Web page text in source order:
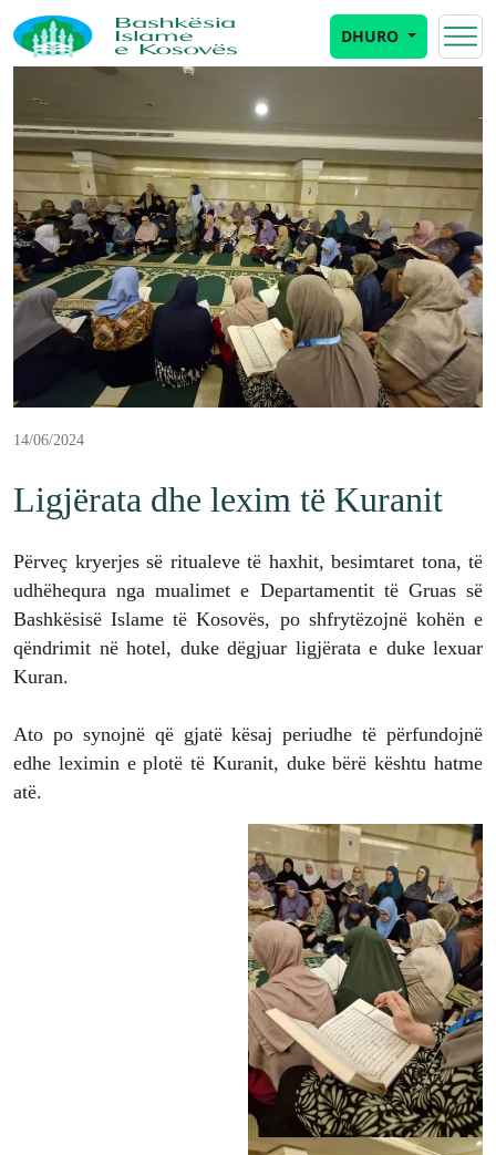
DHURO
14/06/2024
Ligjërata dhe lexim të Kuranit
Përveç kryerjes së ritualeve të haxhit, besimtaret tona, të
udhëhequra nga mualimet e Departamentit të Gruas së
Bashkësisë Islame të Kosovës, po shfrytëzojnë kohën e
qëndrimit në hotel, duke dëgjuar ligjërata e duke lexuar
Kuran.
Ato po synojnë që gjatë kësaj periudhe të përfundojnë
edhe leximin e plotë të Kuranit, duke bërë kështu hatme
atë.